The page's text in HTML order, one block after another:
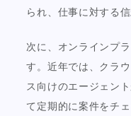
られ、仕事に対する
次に、オンラインプ
す。近年では、クラ
ス向けのエージェン
て定期的に案件をチ